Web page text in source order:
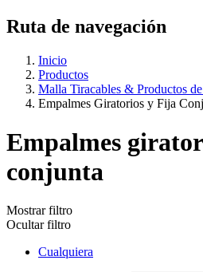
Ruta de navegación
Inicio
Productos
Malla Tiracables & Productos
Empalmes Giratorios y Fija
Empalmes
conjunta
Mostrar filtro
Ocultar filtro
Cualquiera